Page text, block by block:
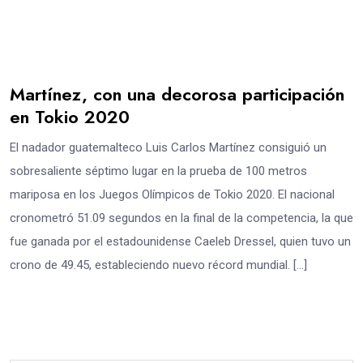
Martínez, con una decorosa participación
en Tokio 2020
El nadador guatemalteco Luis Carlos Martínez consiguió un
sobresaliente séptimo lugar en la prueba de 100 metros
mariposa en los Juegos Olímpicos de Tokio 2020. El nacional
cronometró 51.09 segundos en la final de la competencia, la que
fue ganada por el estadounidense Caeleb Dressel, quien tuvo un
crono de 49.45, estableciendo nuevo récord mundial. […]